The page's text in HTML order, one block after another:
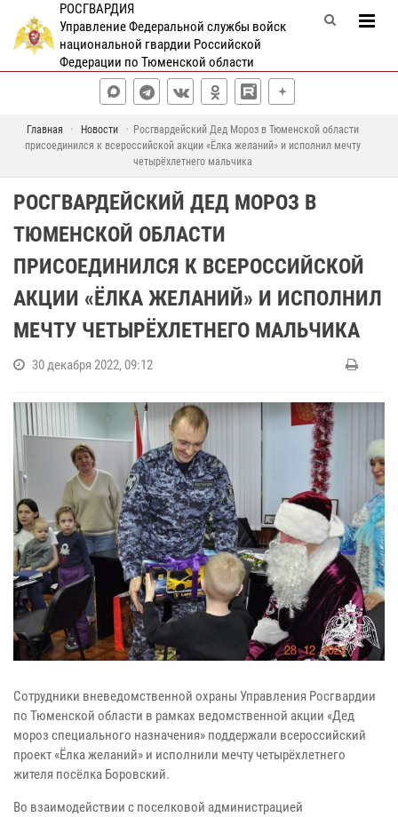
РОСГВАРДИЯ
Управление Федеральной службы войск
национальной гвардии Российской
Федерации по Тюменской области
Главная Новости
Росгвардейский Дед Мороз в Тюменской области
присоединился к всероссийской акции «Ёлка желаний» и исполнил мечту
четырёхлетнего мальчика
РОСГВАРДЕЙСКИЙ ДЕД МОРОЗ В
ТЮМЕНСКОЙ ОБЛАСТИ
ПРИСОЕДИНИЛСЯ К ВСЕРОССИЙСКОЙ
АКЦИИ «ЁЛКА ЖЕЛАНИЙ» И ИСПОЛНИЛ
МЕЧТУ ЧЕТЫРЁХЛЕТНЕГО МАЛЬЧИКА
30 декабря 2022, 09:12
Сотрудники вневедомственной охраны Управления Росгвардии
по Тюменской области в рамках ведомственной акции «Дед
мороз специального назначения» поддержали всероссийский
проект «Ёлка желаний» и исполнили мечту четырёхлетнего
жителя посёлка Боровский.
Во взаимодействии с поселковой администрацией